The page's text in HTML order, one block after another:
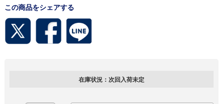
この商品をシェアする
在庫状況：次回入荷未定